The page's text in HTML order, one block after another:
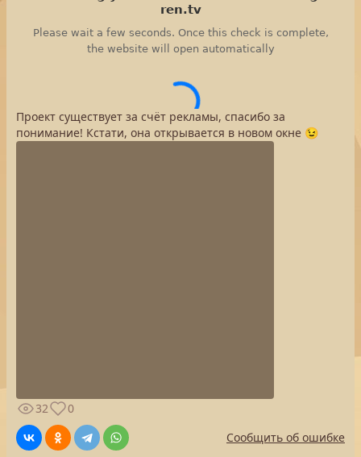
Проект существует за счёт рекламы, спасибо за
понимание! Кстати, она открывается в новом окне 😉
32
0
Сообщить об ошибке